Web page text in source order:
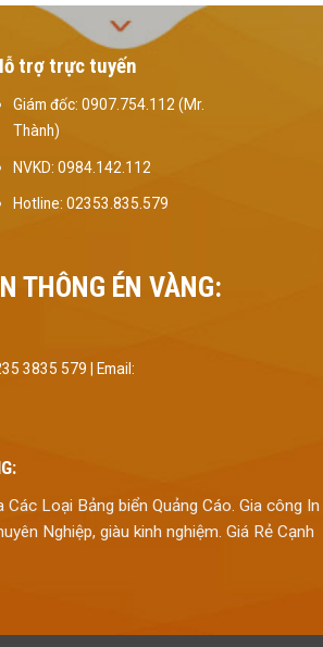
trợ trực tuyến
Giám đốc: 0907.754.112 (Mr.
Thành)
NVKD: 0984.142.112
Hotline: 02353.835.579
THÔNG ÉN VÀNG:
3835 579 | Email:
Loại Bảng biển Quảng Cáo. Gia công In
Nghiệp, giàu kinh nghiệm. Giá Rẻ Cạnh